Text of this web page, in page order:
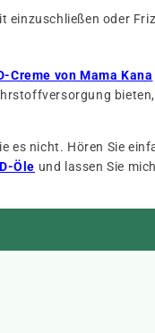
einzuschließen oder
Creme von Mama Kana
es nicht. Hören Sie
Öle und lassen Sie